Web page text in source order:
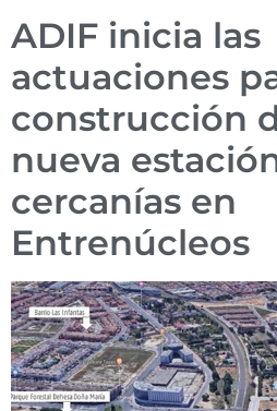
ADIF inicia las
actuaciones
construcción
nueva
cercanías en
Entrenúcleos